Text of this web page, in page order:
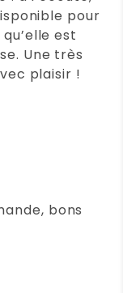
pour
est
Une très
plaisir !
bons